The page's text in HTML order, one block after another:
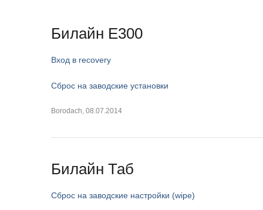
Билайн E300
Вход в recovery
Сброс на заводские установки
Borodach, 08.07.2014
Билайн Таб
Сброс на заводские настройки (wipe)